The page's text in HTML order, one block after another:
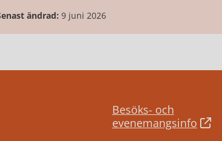
ändrad: 9 juni 2026
Besöks- och
evenemangsinfo